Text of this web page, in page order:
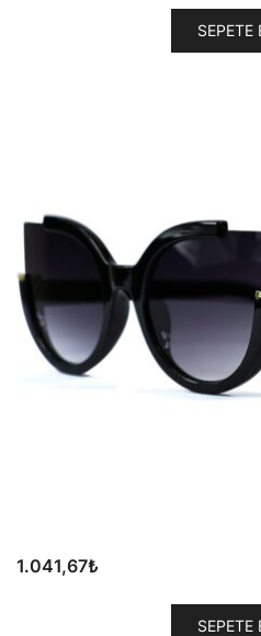
SEPETE
1.041,67₺
SEPETE